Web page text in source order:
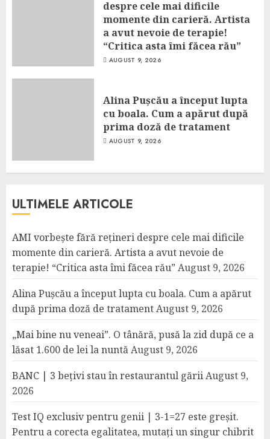
despre cele mai dificile
momente din carieră. Artista
a avut nevoie de terapie!
“Critica asta îmi făcea rău”
AUGUST 9, 2026
Alina Pușcău a început lupta
cu boala. Cum a apărut după
prima doză de tratament
AUGUST 9, 2026
ULTIMELE ARTICOLE
AMI vorbește fără rețineri despre cele mai dificile
momente din carieră. Artista a avut nevoie de
terapie! “Critica asta îmi făcea rău” August 9, 2026
Alina Pușcău a început lupta cu boala. Cum a apărut
după prima doză de tratamentAugust 9, 2026
„Mai bine nu veneai”. O tânără, pusă la zid după ce a
lăsat 1.600 de lei la nuntăAugust 9, 2026
BANC | 3 bețivi stau în restaurantul găriiAugust 9,
2026
Test IQ exclusiv pentru genii | 3-1=27 este greșit.
Pentru a corecta egalitatea, mutați un singur chibrit